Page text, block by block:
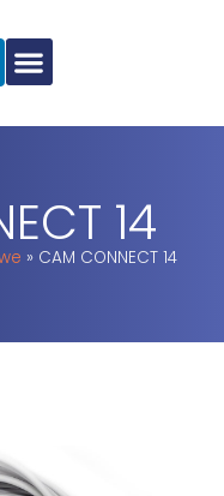
14
» CAM CONNECT 14